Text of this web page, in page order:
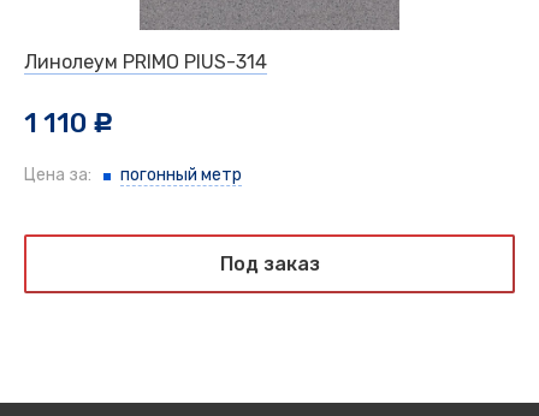
Линолеум PRIMO PlUS-314
1 110 c
Цена за: погонный метр
Под заказ